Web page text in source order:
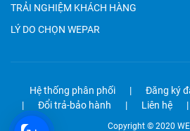
TRẢI NGHIỆM KHÁCH HÀNG
LÝ DO CHỌN WEPAR
Hệ thống phân phối Đăng ký
Đổi trả-bảo hành
Liên hệ
Copyright © 2020